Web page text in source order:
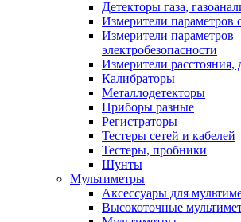
Детекторы газа,
Измерители
Измерители параметров
электробезопасности
Измерители расстояния,
Калибраторы
Металлодетекторы
Приборы разные
Регистраторы
Тестеры сетей и кабелей
Тестеры, пробники
Шунты
Мультиметры
Аксессуары для
Высокоточные